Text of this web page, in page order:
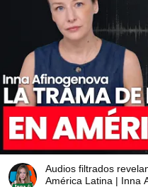
Audios filtrados
América Latina | Inna